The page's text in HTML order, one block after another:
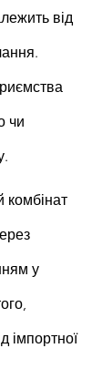
від
чи
комбінат
у
імпортної